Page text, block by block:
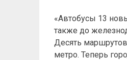
«Автобусы 13
также до
Десять
метро. Теперь